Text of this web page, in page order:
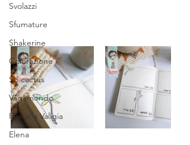
Svolazzi
Sfumature
Shakerine
Colorazione
So cactus
Vagamondo
Fustella Valigia
Elena